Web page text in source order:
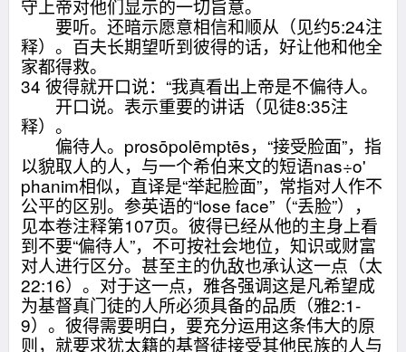
守上帝对他们显示的一切旨意。
要听。还暗示愿意相信和顺从（见约5:24注
释）。百夫长期望听到彼得的话，好让他和他全
家都得救。
34 彼得就开口说：“我真看出上帝是不偏待人。
开口说。表示重要的讲话（见徒8:35注
释）。
偏待人。prosōpolēmptēs，“接受脸面”，指
以貌取人的人，与一个希伯来文的短语nas÷o'
phanim相似，直译是“举起脸面”，常指对人作不
公平的区别。参英语的“lose face”（“丢脸”），
见本卷注释第107页。彼得已经从他的主身上看
到不要“偏待人”，不可按社会地位，知识或财富
对人进行区分。甚至主的仇敌也承认这一点（太
22:16）。对于这一点，雅各强调这是凡希望成
为基督真门徒的人所必须具备的品质（雅2:1-
9）。彼得需要明白，要充分运用这条伟大的原
则，就要求犹太籍的基督徒接受其他民族的人与